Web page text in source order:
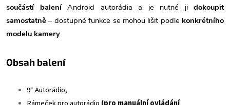
součástí baleníAndroid autorádia a je nutné ji dokoupit
samostatně – dostupné funkce se mohou lišit podle konkrétního
modelu kamery.
Obsah balení
9“ Autorádio,